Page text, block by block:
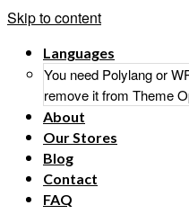
Skip to content
Languages
You need Polylang or
remove it from Theme
About
Our Stores
Blog
Contact
FAQ